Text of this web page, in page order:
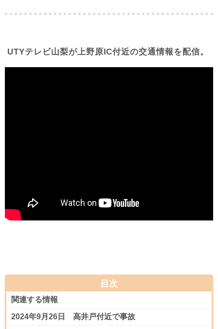
UTYテレビ山梨が上野原IC付近の交通情報を配信。
目次
関連する情報
2024年9月26日 高井戸付近で事故